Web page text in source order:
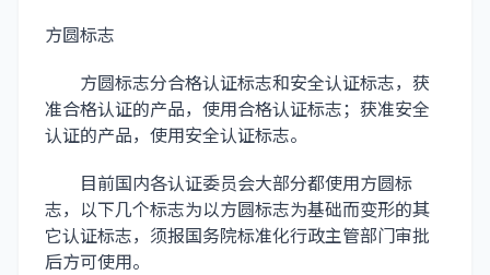
方圆标志
方圆标志分合格认证标志和安全认证标志，获
准合格认证的产品，使用合格认证标志；获准安全
认证的产品，使用安全认证标志。
目前国内各认证委员会大部分都使用方圆标
志，以下几个标志为以方圆标志为基础而变形的其
它认证标志，须报国务院标准化行政主管部门审批
后方可使用。